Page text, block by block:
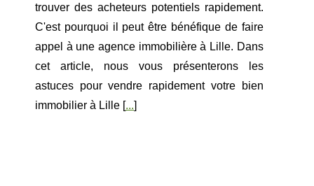
trouver des acheteurs potentiels rapidement.
C'est pourquoi il peut être bénéfique de faire
appel à une agence immobilière à Lille. Dans
cet article, nous vous présenterons les
astuces pour vendre rapidement votre bien
immobilier à Lille [...]